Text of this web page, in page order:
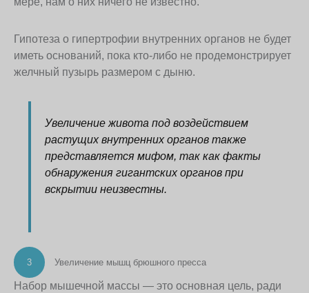
Гипотеза о гипертрофии внутренних органов не будет
иметь оснований, пока кто-либо не продемонстрирует
желчный пузырь размером с дыню.
Увеличение живота под воздействием
растущих внутренних органов также
представляется мифом, так как факты
обнаружения гигантских органов при
вскрытии неизвестны.
3 Увеличение мышц брюшного пресса
Набор мышечной массы — это основная цель, ради